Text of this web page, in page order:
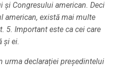
și Congresului american. Deci
american, există mai multe
5. Important este ca cei care
și ei.
urma declarației președintelui